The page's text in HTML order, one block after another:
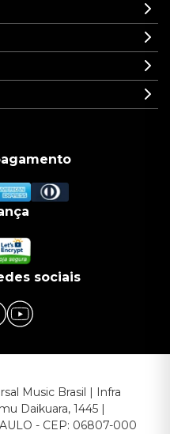
sociais
Music Brasil | Infra
Daikuara, 1445 |
- CEP: 06807-000